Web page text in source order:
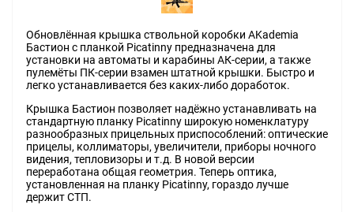
Обновлённая крышка ствольной коробки AKademia
Бастион с планкой Picatinny предназначена для
установки на автоматы и карабины АК-серии, а также
пулемёты ПК-серии взамен штатной крышки. Быстро и
легко устанавливается без каких-либо доработок.
Крышка Бастион позволяет надёжно устанавливать на
стандартную планку Picatinny широкую номенклатуру
разнообразных прицельных приспособлений: оптические
прицелы, коллиматоры, увеличители, приборы ночного
видения, тепловизоры и т.д. В новой версии
переработана общая геометрия. Теперь оптика,
установленная на планку Picatinny, гораздо лучше
держит СТП.